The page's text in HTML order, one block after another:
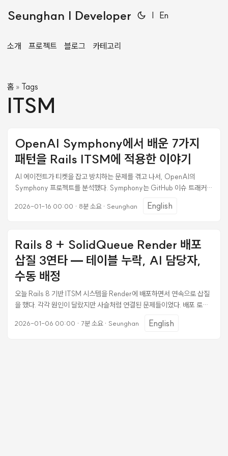
Seunghan | Developer | En
소개 프로젝트 블로그 카테고리
홈 » Tags
ITSM
OpenAI Symphony에서 배운 7가지
패턴을 Rails ITSM에 적용한 이야기
AI 에이전트가 티켓을 잡고 방치하는 문제를 겪고 나서, OpenAI의
Symphony 프로젝트를 분석했다. Symphony는 GitHub 이슈 트래커를
케스트레이터인데, 핵심 철학이 인상적이었다: “에이전트를 관리하지 말
는지, 어떻게 구현했는지를 실제 코드와 함께 정리한다. 배경: AI 에이전트
방치 사고 문제의 발단은 단순했다. ITSM 시스템에서 티켓을 AI 에이전트
에게 배정했는데, 에이전트가 분석을 시작하고 중간에 타임아웃이 났다.
타임아웃 처리 코드가 없었기 때문에 티켓 상태는 assigned로 남았고, 시
스템 어디에도 경보가 울리지 않았다. ...
2026-01-16 00:00 · 8분 소요· Seunghan English
Rails 8 + SolidQueue Render 배포
삽질 3연타 — 테이블 누락, AI 담당자,
수동 배정
오늘 Rails 8 기반 ITSM 시스템을 Render에 배포하면서 연속으로 삽질
을 했다. 각각 원인이 달랐지만 사슬처럼 연결된 문제들이었다. 배포 로그
해 둔다. 이 글에서 다루는 스택은 Rails 8.1, SolidQueue 1.3.1, Puma,
2026-01-06 00:00 · 7분 소요· Seunghan English